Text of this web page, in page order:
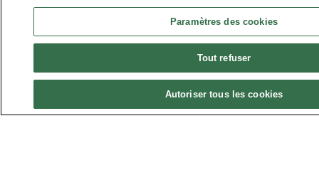
Paramètres des cookies
Tout refuser
Autoriser tous les cookies